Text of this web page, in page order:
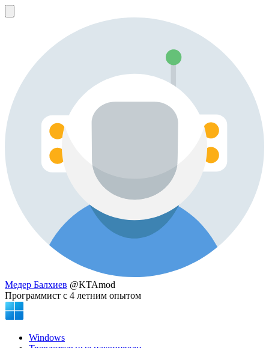
Медер Балхиев @KTAmod
Программист с 4 летним опытом
Windows